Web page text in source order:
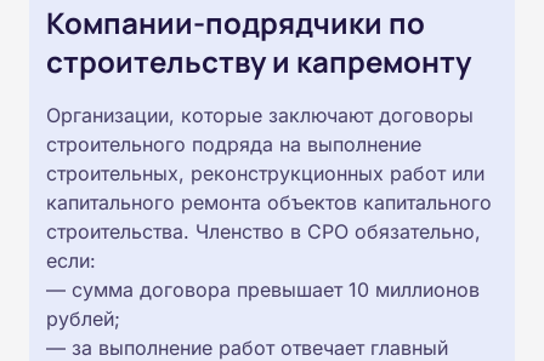
Компании-подрядчики по
строительству и капремонту
Организации, которые заключают договоры
строительного подряда на выполнение
строительных, реконструкционных работ или
капитального ремонта объектов капитального
строительства. Членство в СРО обязательно,
если:
— сумма договора превышает 10 миллионов
рублей;
— за выполнение работ отвечает главный